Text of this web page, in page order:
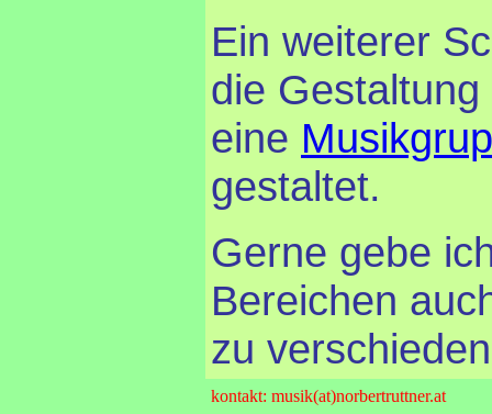
Ein weiterer
die
eine
gestaltet.
Gerne gebe
Bereichen
zu
kontakt: musik(at)norbertruttner.at